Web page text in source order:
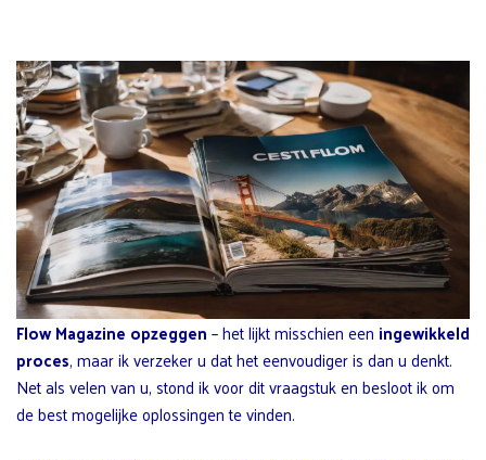
Flow Magazine opzeggen– het lijkt misschien een ingewikkeld
proces, maar ik verzeker u dat het eenvoudiger is dan u denkt.
Net als velen van u, stond ik voor dit vraagstuk en besloot ik om
de best mogelijke oplossingen te vinden.